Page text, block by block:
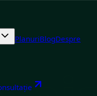
PlanuriBlogDespre